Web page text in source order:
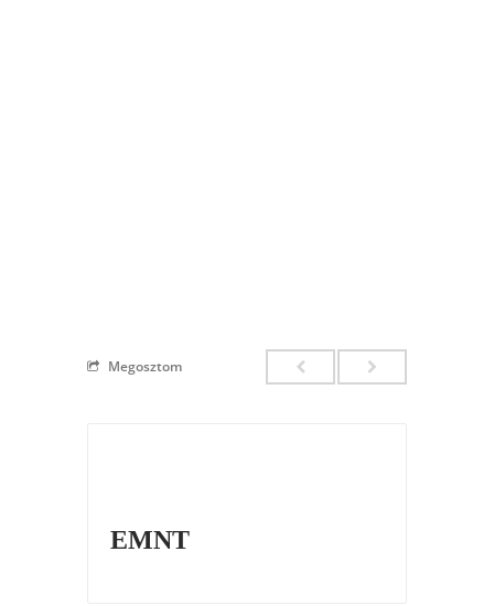
Megosztom
EMNT